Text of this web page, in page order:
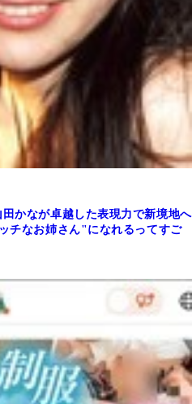
かなが卓越した表現力で新境地へ
チなお姉さん"になれるってすご